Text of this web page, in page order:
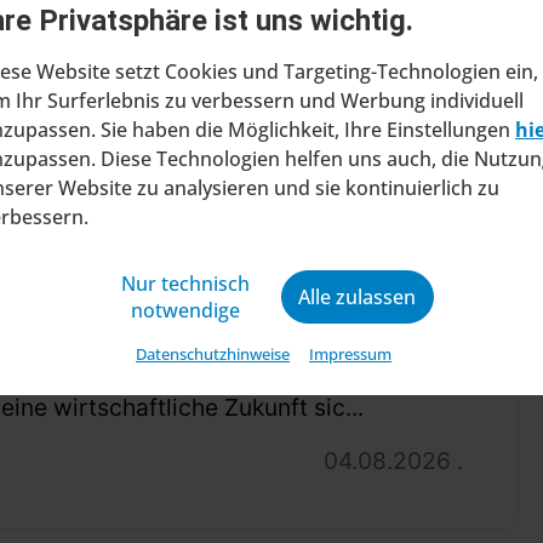
Privatsphäre ist uns wichtig.
Website setzt Cookies und Targeting-Technologien ein,
Ihr Surferlebnis zu verbessern und Werbung individuell
Sie haben die Möglichkeit, Ihre Einstellungen
Diese Technologien helfen uns auch, die
Website zu analysieren und sie kontinuierlich zu
Nur technisch
notwendige
Alle zulassen
Datenschutzhinweise Impressum
Insolvenzverfahren in
beim Amtsgericht Stuttgart einen Antrag
eines Insolvenzverfahrens in
gestellt. Mit diesem Schritt will das
wirtschaftliche Zukunft sic...
04.08.2026 .